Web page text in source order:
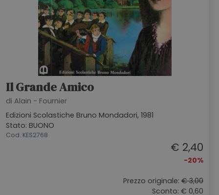
Il Grande Amico
di Alain - Fournier
Edizioni Scolastiche Bruno Mondadori, 1981
Stato: BUONO
Cod. KES2768
€ 2,40
-20%
Prezzo originale: € 3,00
Sconto: € 0,60